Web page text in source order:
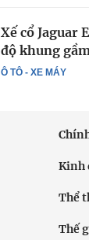
Ô TÔ - XE MÁY
Xế cổ Jaguar
độ khung
Kinh
Thể
Thế